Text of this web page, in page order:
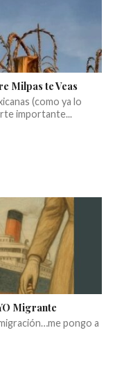
Milpas te Veas
(como ya lo
importante...
Migrante
pongo a